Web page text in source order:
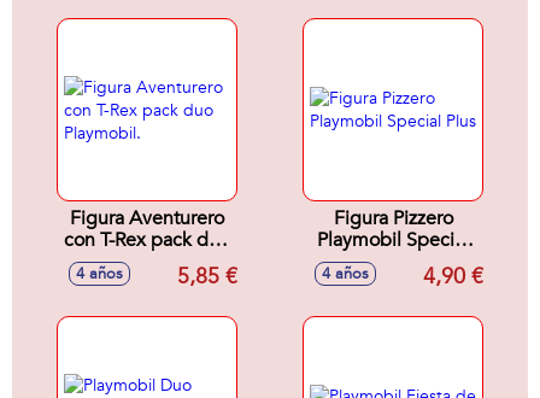
Figura Aventurero
con T-Rex pack duo
Playmobil.
4 años 5,85 €
Figura Pizzero
Playmobil Special
Plus
4 años 4,90 €